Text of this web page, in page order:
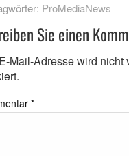
ProMediaNews
Sie einen
Mail-Adresse wird nicht
*